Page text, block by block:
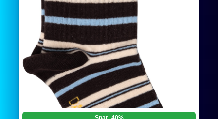
Spar: 40%